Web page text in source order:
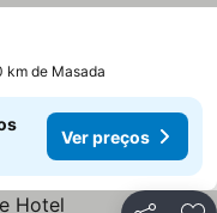
km de Masada
Ver preços